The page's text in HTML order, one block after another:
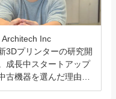
Architech Inc
3Dプリンターの研究開
成長中スタートアップ
古機器を選んだ理由と